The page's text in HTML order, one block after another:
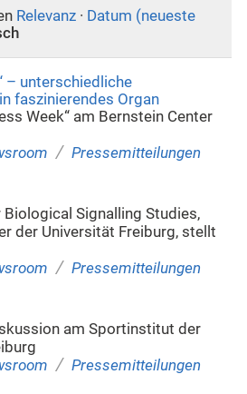
Relevanz · Datum (neueste
– unterschiedliche
faszinierendes Organ
Week“ am Bernstein Center
/ Pressemitteilungen
Biological Signalling Studies,
der Universität Freiburg, stellt
/ Pressemitteilungen
am Sportinstitut der
/ Pressemitteilungen